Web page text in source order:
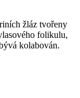
žláz tvořeny
folikulu,
kolabován.